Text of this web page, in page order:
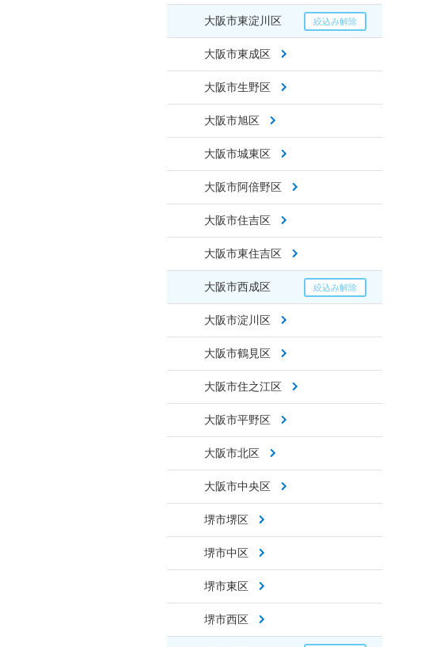
大阪市東淀川区
大阪市東成区
大阪市生野区
大阪市旭区
大阪市城東区
大阪市阿倍野区
大阪市住吉区
大阪市東住吉区
大阪市西成区
大阪市淀川区
大阪市鶴見区
大阪市住之江区
大阪市平野区
大阪市北区
大阪市中央区
堺市堺区
堺市中区
堺市東区
堺市西区